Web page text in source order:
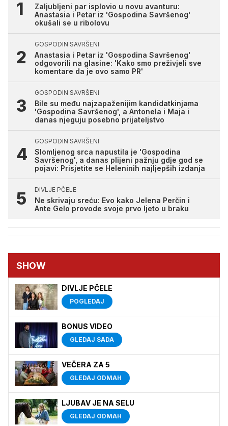
Zaljubljeni par isplovio u novu avanturu:
Anastasia i Petar iz 'Gospodina Savršenog'
okušali se u ribolovu
GOSPODIN SAVRŠENI
Anastasia i Petar iz 'Gospodina Savršenog'
odgovorili na glasine: 'Kako smo preživjeli sve
komentare da je ovo samo PR'
GOSPODIN SAVRŠENI
Bile su među najzapaženijim kandidatkinjama
'Gospodina Savršenog', a Antonela i Maja i
danas njeguju posebno prijateljstvo
GOSPODIN SAVRŠENI
Slomljenog srca napustila je 'Gospodina
Savršenog', a danas plijeni pažnju gdje god se
pojavi: Prisjetite se Heleninih najljepših izdanja
DIVLJE PČELE
Ne skrivaju sreću: Evo kako Jelena Perčin i
Ante Gelo provode svoje prvo ljeto u braku
SHOW
DIVLJE PČELE
POGLEDAJ
BONUS VIDEO
GLEDAJ SADA
VEČERA ZA 5
GLEDAJ ODMAH
LJUBAV JE NA SELU
GLEDAJ ODMAH